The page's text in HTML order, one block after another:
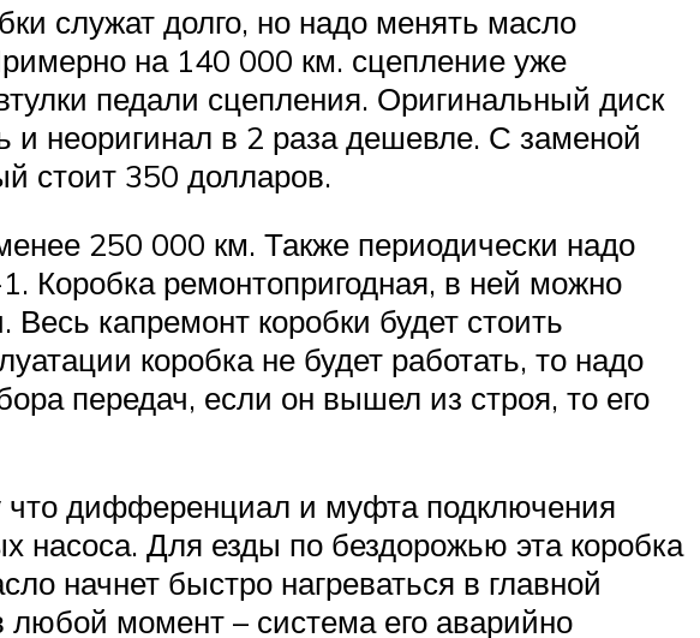
служат долго, но надо менять масло
на 140 000 км. сцепление уже
педали сцепления. Оригинальный диск
и неоригинал в 2 раза дешевле. С заменой
стоит 350 долларов.
250 000 км. Также периодически надо
Коробка ремонтопригодная, в ней можно
капремонт коробки будет стоить
коробка не будет работать, то надо
передач, если он вышел из строя, то его
что дифференциал и муфта подключения
насоса. Для езды по бездорожью эта коробка
начнет быстро нагреваться в главной
любой момент – система его аварийно